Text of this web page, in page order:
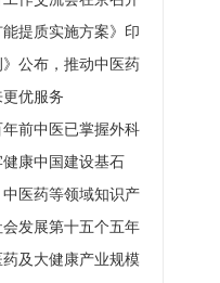
能提质实施方案》印
心
》公布，推动中医药
优服务
前中医已掌握外科
康中国建设基石
医药等领域知识产
会发展第十五个五年
及大健康产业规模